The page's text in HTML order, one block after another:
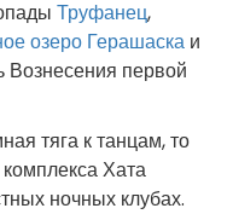
Труфанец,
озеро Герашаска и
Вознесения первой
тяга к танцам, то
комплекса Хата
ночных клубах.